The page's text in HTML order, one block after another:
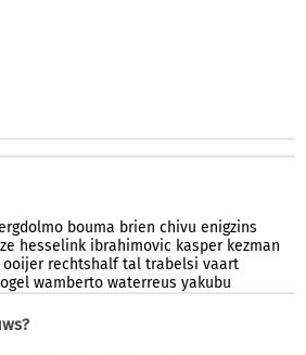
bouma brien chivu enigzins
hesselink ibrahimovic kasper kezman
ooijer rechtshalf tal trabelsi vaart
wamberto waterreus yakubu